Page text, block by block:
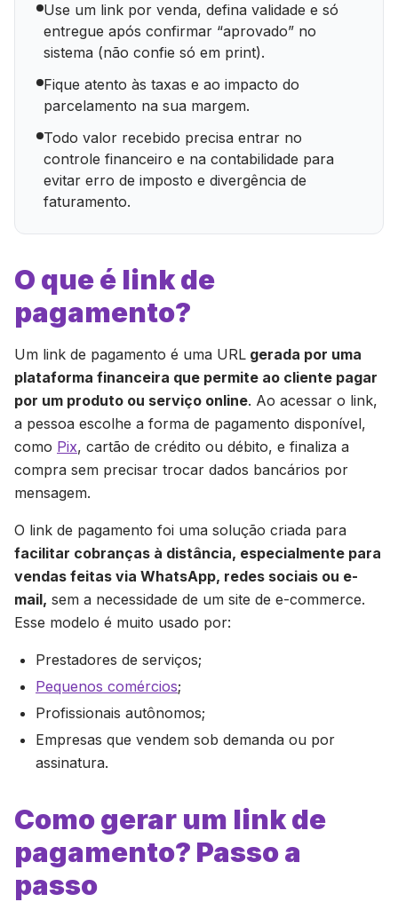
Use um link por venda, defina validade e só
entregue após confirmar “aprovado” no
sistema (não confie só em print).
Fique atento às taxas e ao impacto do
parcelamento na sua margem.
Todo valor recebido precisa entrar no
controle financeiro e na contabilidade para
evitar erro de imposto e divergência de
faturamento.
O que é link de
pagamento?
Um link de pagamento é uma URL gerada por uma
plataforma financeira que permite ao cliente pagar
por um produto ou serviço online. Ao acessar o link,
a pessoa escolhe a forma de pagamento disponível,
como Pix, cartão de crédito ou débito, e finaliza a
compra sem precisar trocar dados bancários por
mensagem.
O link de pagamento foi uma solução criada para
facilitar cobranças à distância, especialmente para
vendas feitas via WhatsApp, redes sociais ou e-
mail, sem a necessidade de um site de e-commerce.
Esse modelo é muito usado por:
Prestadores de serviços;
Pequenos comércios;
Profissionais autônomos;
Empresas que vendem sob demanda ou por
assinatura.
Como gerar um link de
pagamento? Passo a
passo